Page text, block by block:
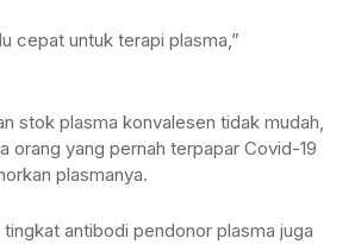
cepat untuk terapi plasma,”
stok plasma konvalesen tidak mudah,
orang yang pernah terpapar Covid-19
plasmanya.
tingkat antibodi pendonor plasma juga